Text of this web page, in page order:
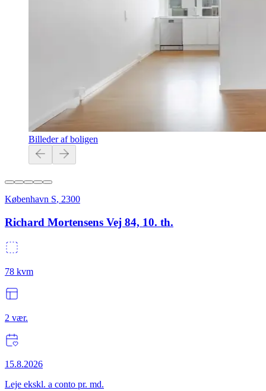
Billeder af boligen
København S, 2300
Richard Mortensens Vej 84, 10. th.
78 kvm
2 vær.
15.8.2026
Leje ekskl. a conto pr. md.